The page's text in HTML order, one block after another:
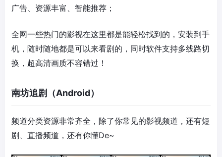
广告、资源丰富、智能推荐；
全网一些热门的影视在这里都是能轻松找到的，安装到手
机，随时随地都是可以来看剧的，同时软件支持多线路切
换，超高清画质不容错过！
南坊追剧（Android）
频道分类资源非常齐全，除了你常见的影视频道，还有短
剧、直播频道，还有你懂De~